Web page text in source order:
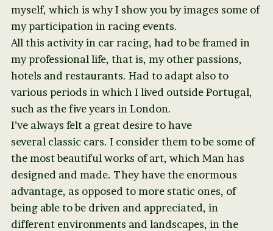
myself, which is why I show you by images some of
my participation in racing events.
All this activity in car racing, had to be framed in
my professional life, that is, my other passions,
hotels and restaurants. Had to adapt also to
various periods in which I lived outside Portugal,
such as the five years in London.
I’ve always felt a great desire to have
several classic cars. I consider them to be some of
the most beautiful works of art, which Man has
designed and made. They have the enormous
advantage, as opposed to more static ones, of
being able to be driven and appreciated, in
different environments and landscapes, in the